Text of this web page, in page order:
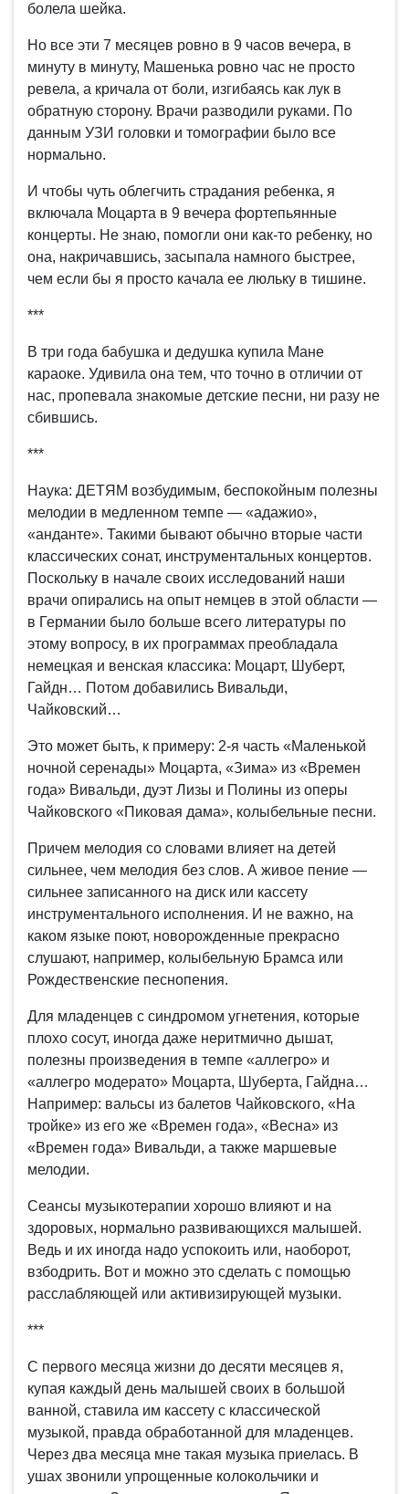
болела шейка.
Но все эти 7 месяцев ровно в 9 часов вечера, в
минуту в минуту, Машенька ровно час не просто
ревела, а кричала от боли, изгибаясь как лук в
обратную сторону. Врачи разводили руками. По
данным УЗИ головки и томографии было все
нормально.
И чтобы чуть облегчить страдания ребенка, я
включала Моцарта в 9 вечера фортепьянные
концерты. Не знаю, помогли они как-то ребенку, но
она, накричавшись, засыпала намного быстрее,
чем если бы я просто качала ее люльку в тишине.
***
В три года бабушка и дедушка купила Мане
караоке. Удивила она тем, что точно в отличии от
нас, пропевала знакомые детские песни, ни разу не
сбившись.
***
Наука: ДЕТЯМ возбудимым, беспокойным полезны
мелодии в медленном темпе — «адажио»,
«анданте». Такими бывают обычно вторые части
классических сонат, инструментальных концертов.
Поскольку в начале своих исследований наши
врачи опирались на опыт немцев в этой области —
в Германии было больше всего литературы по
этому вопросу, в их программах преобладала
немецкая и венская классика: Моцарт, Шуберт,
Гайдн… Потом добавились Вивальди,
Чайковский…
Это может быть, к примеру: 2-я часть «Маленькой
ночной серенады» Моцарта, «Зима» из «Времен
года» Вивальди, дуэт Лизы и Полины из оперы
Чайковского «Пиковая дама», колыбельные песни.
Причем мелодия со словами влияет на детей
сильнее, чем мелодия без слов. А живое пение —
сильнее записанного на диск или кассету
инструментального исполнения. И не важно, на
каком языке поют, новорожденные прекрасно
слушают, например, колыбельную Брамса или
Рождественские песнопения.
Для младенцев с синдромом угнетения, которые
плохо сосут, иногда даже неритмично дышат,
полезны произведения в темпе «аллегро» и
«аллегро модерато» Моцарта, Шуберта, Гайдна…
Например: вальсы из балетов Чайковского, «На
тройке» из его же «Времен года», «Весна» из
«Времен года» Вивальди, а также маршевые
мелодии.
Сеансы музыкотерапии хорошо влияют и на
здоровых, нормально развивающихся малышей.
Ведь и их иногда надо успокоить или, наоборот,
взбодрить. Вот и можно это сделать с помощью
расслабляющей или активизирующей музыки.
***
С первого месяца жизни до десяти месяцев я,
купая каждый день малышей своих в большой
ванной, ставила им кассету с классической
музыкой, правда обработанной для младенцев.
Через два месяца мне такая музыка приелась. В
ушах звонили упрощенные колокольчики и